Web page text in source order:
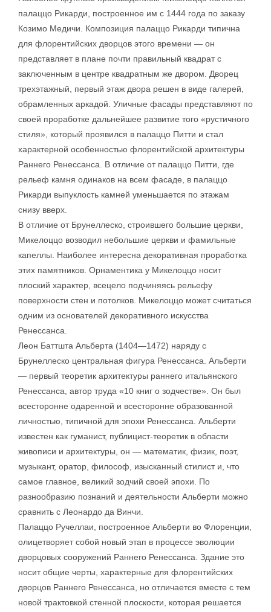
палаццо Рикарди, построенное им с 1444 года по заказу
Козимо Медичи. Композиция палаццо Рикарди типична
для флорентийских дворцов этого времени — он
представляет в плане почти правильный квадрат с
заключенным в центре квадратным же двором. Дворец
трехэтажный, первый этаж двора решен в виде галерей,
обрамленных аркадой. Уличные фасады представляют по
своей проработке дальнейшее развитие того «рустичного
стиля», который проявился в палаццо Питти и стал
характерной особенностью флорентийской архитектуры
Раннего Ренессанса. В отличие от палаццо Питти, где
рельеф камня одинаков на всем фасаде, в палаццо
Рикарди выпуклость камней уменьшается по этажам
снизу вверх.
В отличие от Брунеллеско, строившего большие церкви,
Микелоццо возводил небольшие церкви и фамильные
капеллы. Наиболее интересна декоративная проработка
этих памятников. Орнаментика у Микелоццо носит
плоский характер, всецело подчиняясь рельефу
поверхности стен и потолков. Микелоццо может считаться
одним из основателей декоративного искусства
Ренессанса.
Леон Баттшта Альберта (1404—1472) наряду с
Брунеллеско центральная фигура Ренессанса. Альберти
— первый теоретик архитектуры раннего итальянского
Ренессанса, автор труда «10 книг о зодчестве». Он был
всесторонне одаренной и всесторонне образованной
личностью, типичной для эпохи Ренессанса. Альберти
известен как гуманист, публицист-теоретик в области
живописи и архитектуры, он — математик, физик, поэт,
музыкант, оратор, философ, изысканный стилист и, что
самое главное, великий зодчий своей эпохи. По
разнообразию познаний и деятельности Альберти можно
сравнить с Леонардо да Винчи.
Палаццо Ручеллаи, построенное Альберти во Флоренции,
олицетворяет собой новый этап в процессе эволюции
дворцовых сооружений Раннего Ренессанса. Здание это
носит общие черты, характерные для флорентийских
дворцов Раннего Ренессанса, но отличается вместе с тем
новой трактовкой стенной плоскости, которая решается